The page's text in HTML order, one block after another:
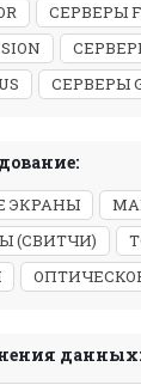
СЕРВЕРЫ
СЕРВЕРЫ
ЭКРАНЫ
(СВИТЧИ)
данных: